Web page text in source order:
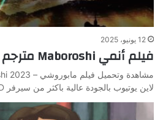
12 يونيو، 2025
فيلم أنمي Maboroshi مترجم اون لاين HD كامل
لاين يوتيوب بالجودة عالية باكثر من سيرفر HD …